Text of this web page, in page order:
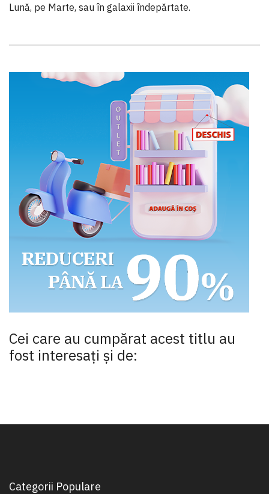
Lună, pe Marte, sau în galaxii îndepărtate.
Cei care au cumpărat acest titlu au
fost interesaţi şi de:
Categorii Populare